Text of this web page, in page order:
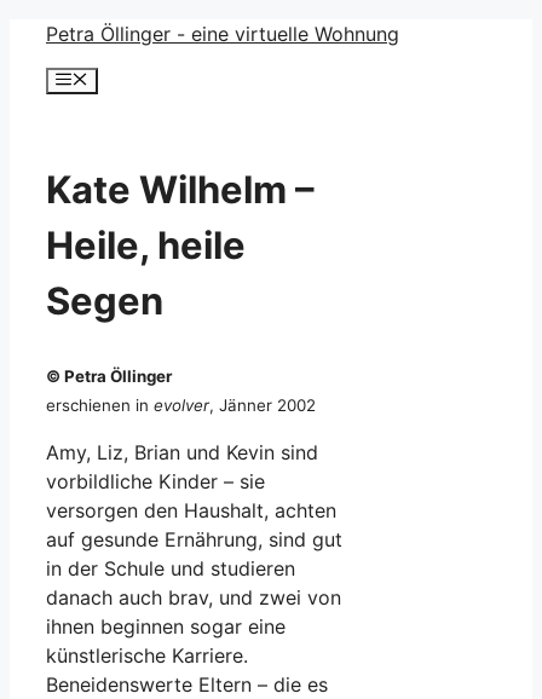
Zum
Inhalt
springen
Petra Öllinger - eine virtuelle Wohnung
Menü
Kate Wilhelm –
Heile, heile
Segen
© Petra Öllinger
erschienen in evolver, Jänner 2002
Amy, Liz, Brian und Kevin sind
vorbildliche Kinder – sie
versorgen den Haushalt, achten
auf gesunde Ernährung, sind gut
in der Schule und studieren
danach auch brav, und zwei von
ihnen beginnen sogar eine
künstlerische Karriere.
Beneidenswerte Eltern – die es